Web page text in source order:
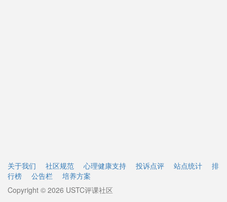
关于我们 社区规范 心理健康支持 投诉点评 站点统计
排
行榜
公告栏
培养方案
Copyright © 2026 USTC评课社区